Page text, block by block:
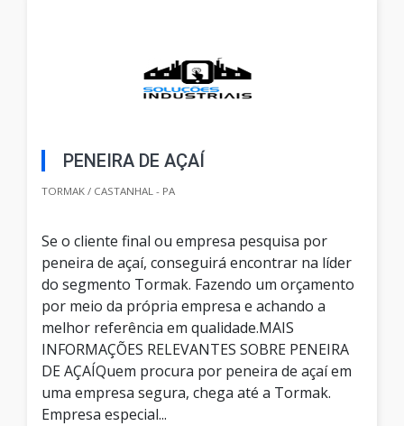
PENEIRA DE AÇAÍ
TORMAK / CASTANHAL - PA
Se o cliente final ou empresa pesquisa por
peneira de açaí, conseguirá encontrar na líder
do segmento Tormak. Fazendo um orçamento
por meio da própria empresa e achando a
melhor referência em qualidade.MAIS
INFORMAÇÕES RELEVANTES SOBRE PENEIRA
DE AÇAÍQuem procura por peneira de açaí em
uma empresa segura, chega até a Tormak.
Empresa especial...